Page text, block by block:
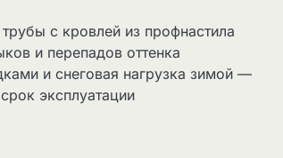
с кровлей из профнастила
и перепадов оттенка
и снеговая нагрузка зимой —
эксплуатации